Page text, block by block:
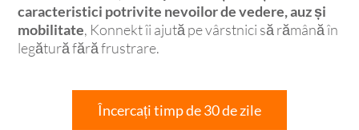
caracteristici potrivite nevoilor de vedere, auz și
mobilitate, Konnekt îi ajută pe vârstnici să rămână în
legătură fără frustrare.
Încercați timp de 30 de zile